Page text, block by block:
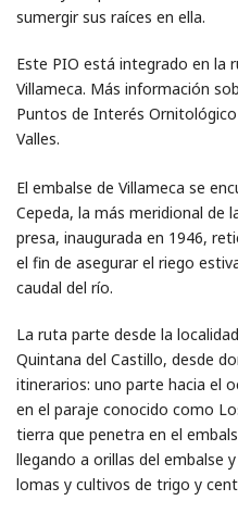
sumergir sus raíces en ella.
Este PIO está integrado en la
Villameca. Más información
Puntos de Interés
Valles.
El embalse de Villameca se
Cepeda, la más meridional de
presa, inaugurada en 1946,
el fin de asegurar el riego
caudal del río.
La ruta parte desde la
Quintana del Castillo, desde
itinerarios: uno parte hacia el
en el paraje conocido como
tierra que penetra en el
llegando a orillas del embalse
lomas y cultivos de trigo y